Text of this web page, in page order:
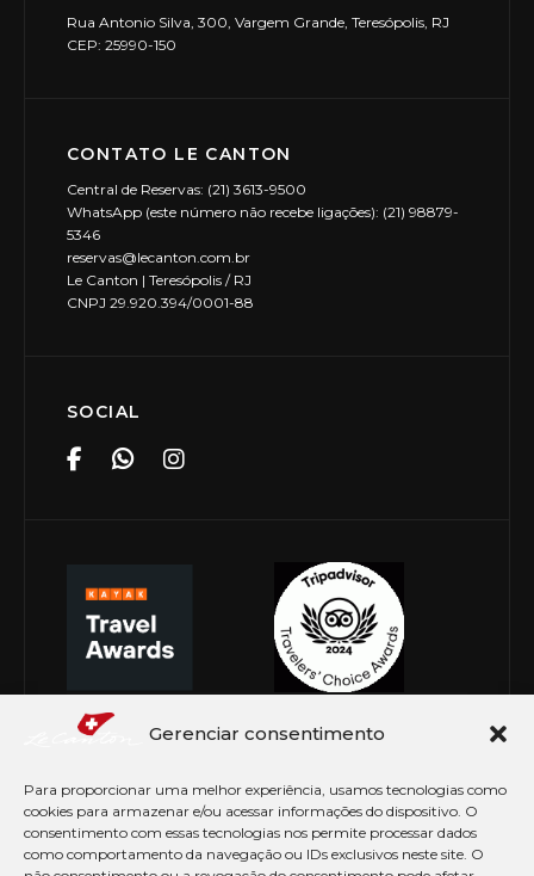
Gerenciar consentimento
Para proporcionar uma melhor experiência, usamos tecnologias como
cookies para armazenar e/ou acessar informações do dispositivo. O
consentimento com essas tecnologias nos permite processar dados
como comportamento da navegação ou IDs exclusivos neste site. O
Rua Antonio Silva, 300, Vargem Grande, Teresópolis, RJ
CEP: 25990-150
CONTATO LE CANTON
Central de Reservas: (21) 3613-9500
WhatsApp (este número não recebe ligações): (21) 98879-
5346
reservas@lecanton.com.br
Le Canton | Teresópolis / RJ
CNPJ 29.920.394/0001-88
SOCIAL